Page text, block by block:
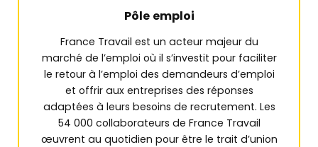
Pôle emploi
France Travail est un acteur majeur du
marché de l’emploi où il s’investit pour faciliter
le retour à l’emploi des demandeurs d’emploi
et offrir aux entreprises des réponses
adaptées à leurs besoins de recrutement. Les
54 000 collaborateurs de France Travail
œuvrent au quotidien pour être le trait d’union